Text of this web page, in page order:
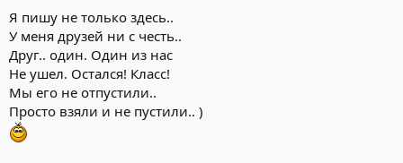
Я пишу не только здесь..
У меня друзей ни с честь..
Друг.. один. Один из нас
Не ушел. Остался! Класс!
Мы его не отпустили..
Просто взяли и не пустили.. )